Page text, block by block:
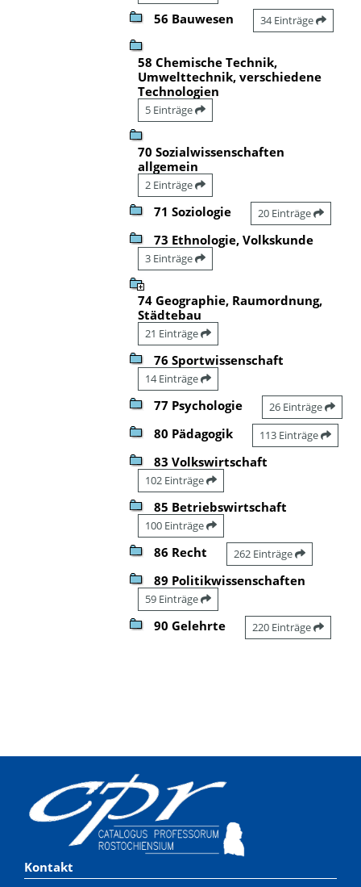
56 Bauwesen 34 Einträge
58 Chemische Technik,
Umwelttechnik, verschiedene
Technologien
5 Einträge
70 Sozialwissenschaften
allgemein
2 Einträge
71 Soziologie 20 Einträge
73 Ethnologie, Volkskunde
3 Einträge
74 Geographie, Raumordnung,
Städtebau
21 Einträge
76 Sportwissenschaft
14 Einträge
77 Psychologie 26 Einträge
80 Pädagogik 113 Einträge
83 Volkswirtschaft
102 Einträge
85 Betriebswirtschaft
100 Einträge
86 Recht 262 Einträge
89 Politikwissenschaften
59 Einträge
90 Gelehrte 220 Einträge
Kontakt